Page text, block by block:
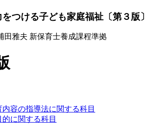
つける子ども家庭福祉〔第３版〕
田雅夫 新保育士養成課程準拠
容の指導法に関する科目
に関する科目